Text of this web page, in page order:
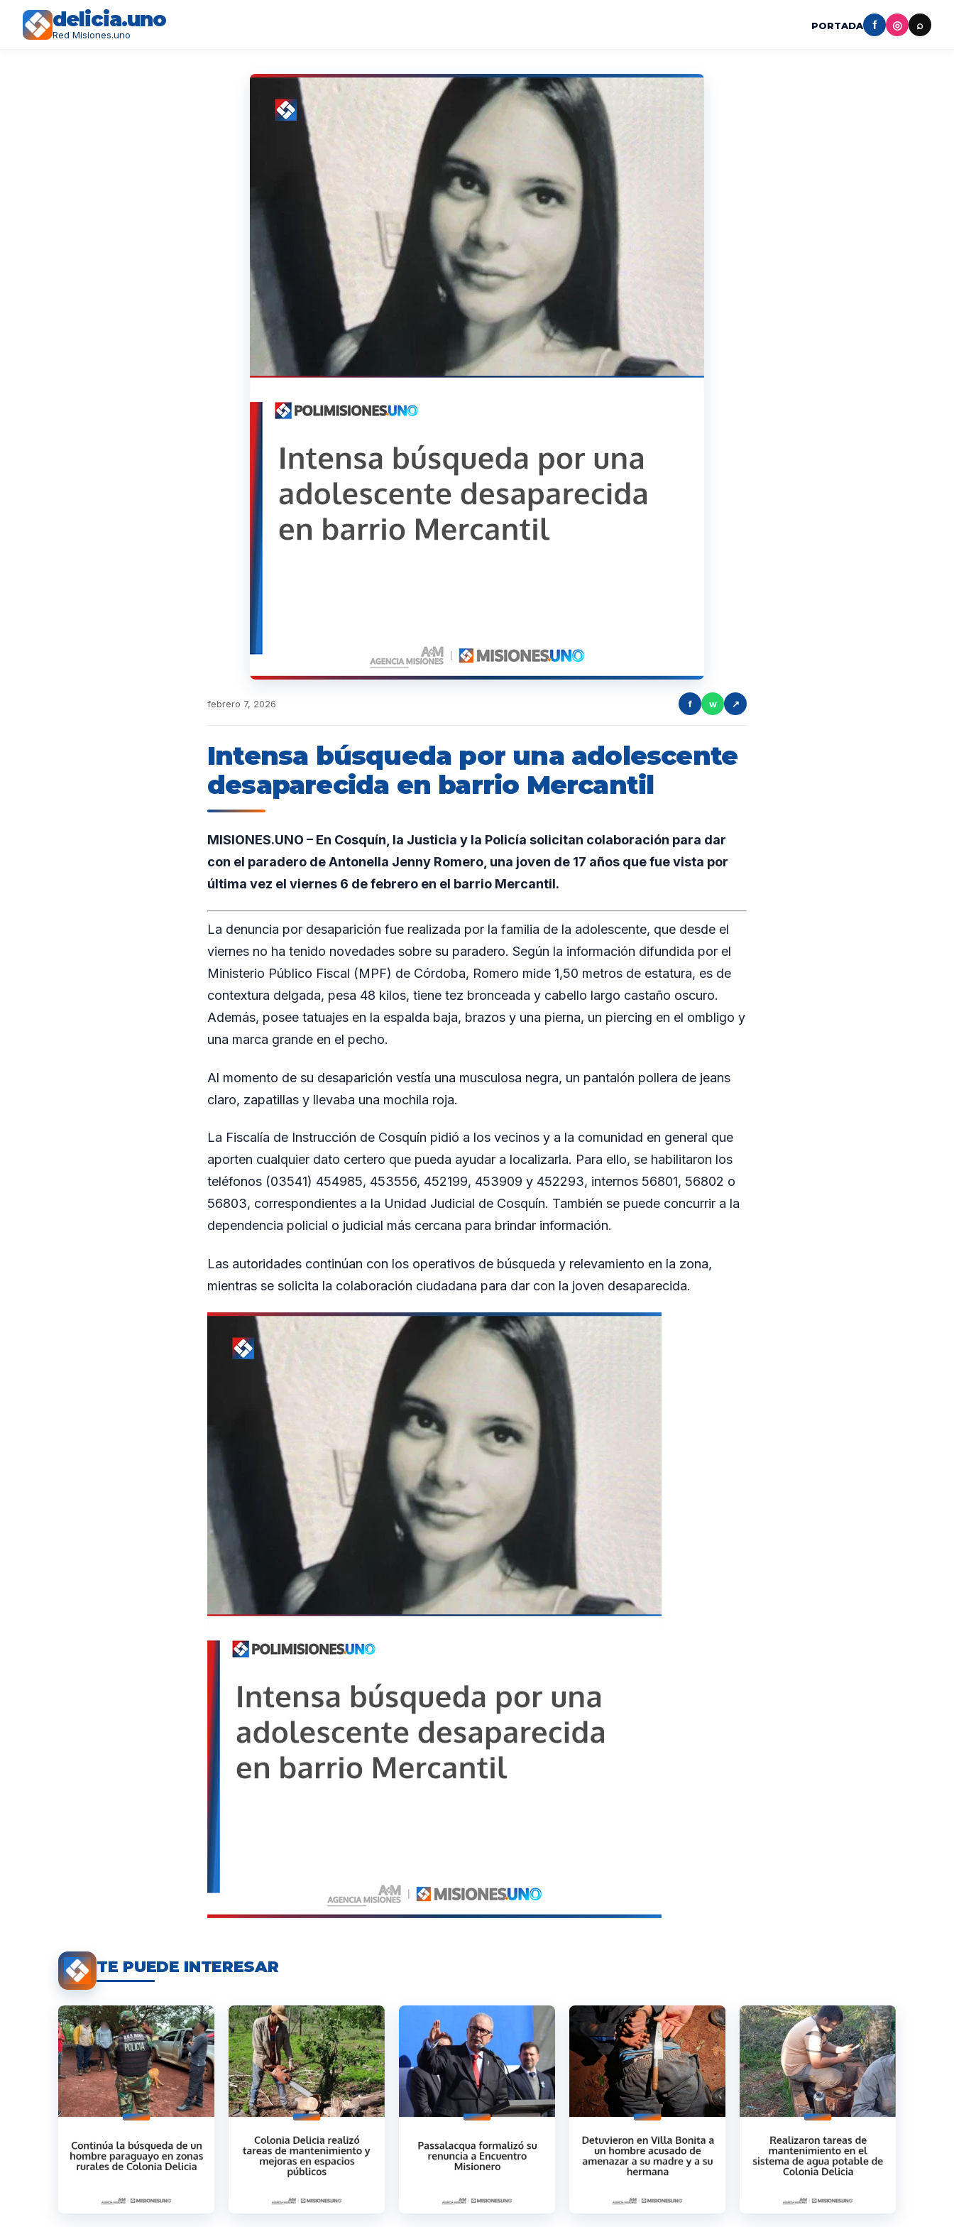
delicia.uno
Red Misiones.uno
PORTADA f ◎ ⌕
febrero 7, 2026 f w ↗
Intensa búsqueda por una adolescente
desaparecida en barrio Mercantil
MISIONES.UNO – En Cosquín, la Justicia y la Policía solicitan colaboración para dar
con el paradero de Antonella Jenny Romero, una joven de 17 años que fue vista por
última vez el viernes 6 de febrero en el barrio Mercantil.
La denuncia por desaparición fue realizada por la familia de la adolescente, que desde el
viernes no ha tenido novedades sobre su paradero. Según la información difundida por el
Ministerio Público Fiscal (MPF) de Córdoba, Romero mide 1,50 metros de estatura, es de
contextura delgada, pesa 48 kilos, tiene tez bronceada y cabello largo castaño oscuro.
Además, posee tatuajes en la espalda baja, brazos y una pierna, un piercing en el ombligo y
una marca grande en el pecho.
Al momento de su desaparición vestía una musculosa negra, un pantalón pollera de jeans
claro, zapatillas y llevaba una mochila roja.
La Fiscalía de Instrucción de Cosquín pidió a los vecinos y a la comunidad en general que
aporten cualquier dato certero que pueda ayudar a localizarla. Para ello, se habilitaron los
teléfonos (03541) 454985, 453556, 452199, 453909 y 452293, internos 56801, 56802 o
56803, correspondientes a la Unidad Judicial de Cosquín. También se puede concurrir a la
dependencia policial o judicial más cercana para brindar información.
Las autoridades continúan con los operativos de búsqueda y relevamiento en la zona,
mientras se solicita la colaboración ciudadana para dar con la joven desaparecida.
TE PUEDE INTERESAR